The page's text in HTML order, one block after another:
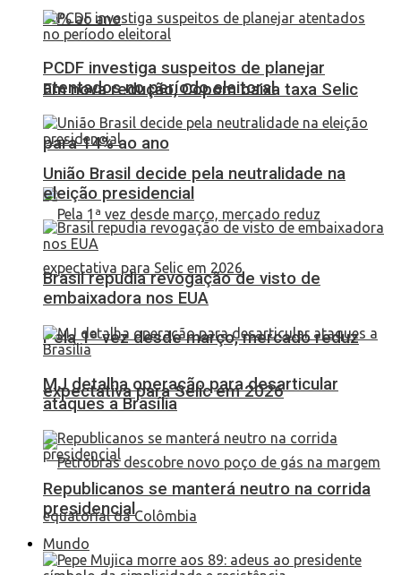
Em nova redução, Copom baixa taxa Selic
para 14% ao ano
Pela 1ª vez desde março, mercado reduz
expectativa para Selic em 2026
PCDF investiga suspeitos de planejar
atentados no período eleitoral
União Brasil decide pela neutralidade na
eleição presidencial
Brasil repudia revogação de visto de
embaixadora nos EUA
MJ detalha operação para desarticular
ataques a Brasília
Republicanos se manterá neutro na corrida
presidencial
Mundo